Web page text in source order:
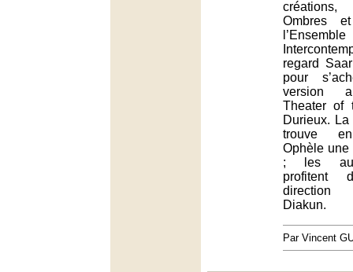
créations,
Ombres
l’Ensemble
regard
pour
version
Theater of
Durieux.
trouve
Ophèle une
; les
profitent
direction
Diakun.
Par Vincent